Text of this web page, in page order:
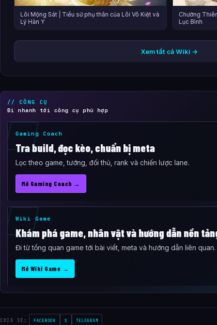
Lôi Mộng Sát | Tiểu sử phụ thân của Lôi Vô Kiệt và
Lý Hàn Y
Chưởng
Lục Bình
Xem tất cả Wiki →
// CÔNG CỤ
Đi nhanh tới công cụ phù hợp
Gaming Coach
Tra build, đọc kèo, chuẩn bị meta
Lọc theo game, tướng, đối thủ, rank và chiến lược lane.
Mở Gaming Coach →
Wiki Game
Khám phá game, nhân vật và hướng dẫn nền
Đi từ tổng quan game tới bài viết, meta và hướng dẫn liên quan.
Mở Wiki Game →
CHIA SE: FACEBOOK X TELEGRAM